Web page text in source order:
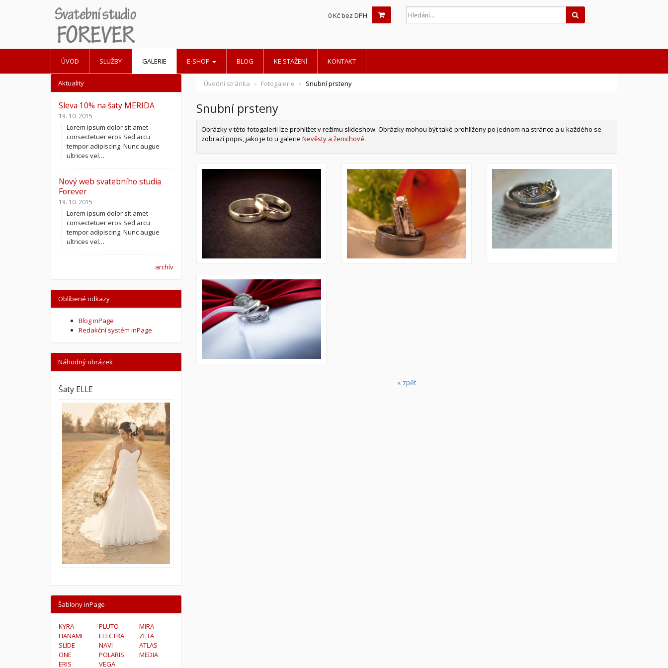
0 Kč bez DPH
ÚVOD SLUŽBY GALERIE E-SHOP BLOG KE STAŽENÍ KONTAKT
Úvodní stránka Fotogalerie Snubní prsteny
Snubní prsteny
Obrázky v této fotogalerii lze prohlížet v režimu slideshow. Obrázky mohou být také prohlíženy po jednom na stránce a u každého se
zobrazí popis, jako je to u galerie Nevěsty a ženichové.
« zpět
Aktuality
Sleva 10% na šaty MERIDA
19. 10. 2015
Lorem ipsum dolor sit amet
consectetuer eros Sed arcu
tempor adipiscing. Nunc augue
ultrices vel…
Nový web svatebního studia
Forever
19. 10. 2015
Lorem ipsum dolor sit amet
consectetuer eros Sed arcu
tempor adipiscing. Nunc augue
ultrices vel…
archív
Oblíbené odkazy
Blog inPage
Redakční systém inPage
Náhodný obrázek
Šaty ELLE
Šablony inPage
KYRA
HANAMI
SLIDE
ONE
ERIS
PLUTO
ELECTRA
NAVI
POLARIS
VEGA
MIRA
ZETA
ATLAS
MEDIA